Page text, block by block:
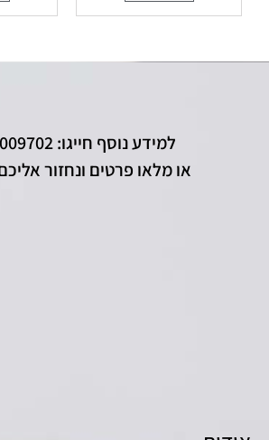
למידע נוסף חייגו: 074-7009702
או מלאו פרטים ונחזור